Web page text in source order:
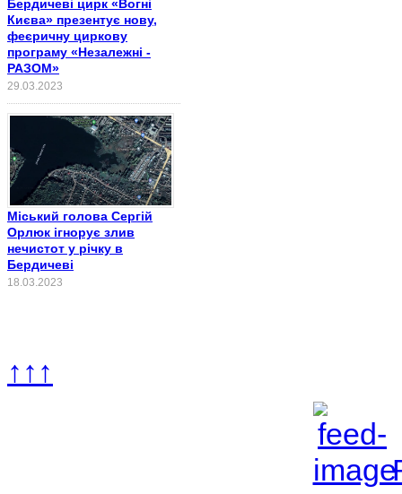
Бердичеві цирк «Вогні
Києва» презентує нову,
феєричну циркову
програму «Незалежні -
РАЗОМ»
29.03.2023
Міський голова Сергій
Орлюк ігнорує злив
нечистот у річку в
Бердичеві
18.03.2023
↑↑↑